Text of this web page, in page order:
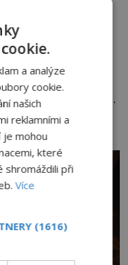
dítěte
blízko osady
let starou kostru
na levou
těla. Žádná
pozici dosud
a analýze
cookie.
našich
reklamními a
je mohou
které
shromáždili při
Více
(1616)